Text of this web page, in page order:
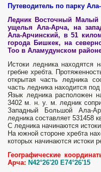
Путеводитель по парку
Ледник Восточный Малый
ущелья Ала-Арча, на
Ала-Арчинский, в 51
города Бишкек, на
Тоо в Аламудунском
Истоки ледника
гребне хребта.
открытая часть ледника
часть ледника находится
Язык ледника расположен
3402 м. н. у. м. ледник
Западный Большой Ала-
ледника составляет 531458
С ледника начинаются
На южной стороне хребта
которых начинаются истоки
Географические
Арча: N42°26'20 E74°26'15